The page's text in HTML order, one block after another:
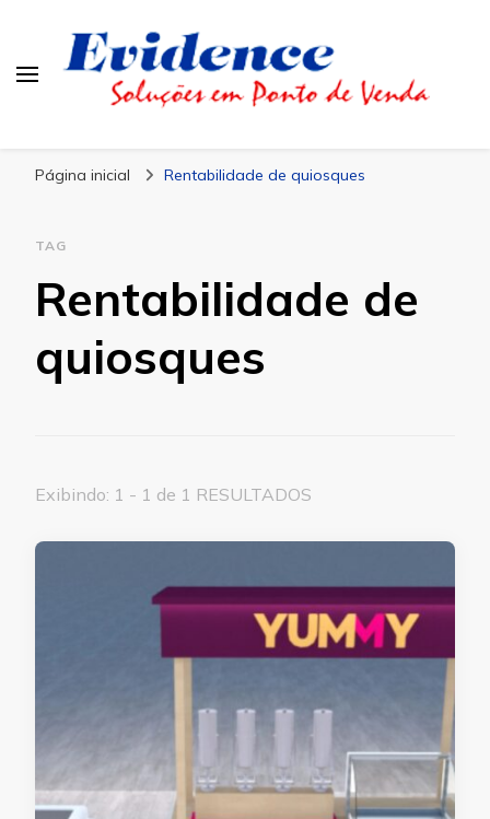
Página inicial Rentabilidade de quiosques
TAG
Rentabilidade de
quiosques
Exibindo: 1 - 1 de 1 RESULTADOS